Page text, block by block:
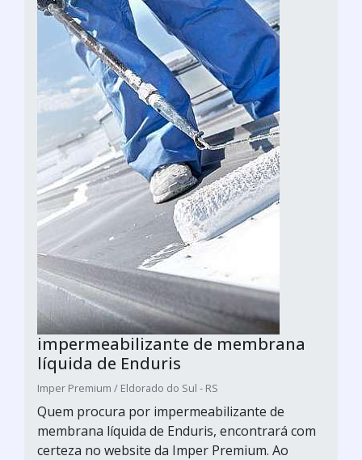
impermeabilizante de membrana
líquida de Enduris
Imper Premium / Eldorado do Sul - RS
Quem procura por impermeabilizante de
membrana líquida de Enduris, encontrará com
certeza no website da Imper Premium. Ao